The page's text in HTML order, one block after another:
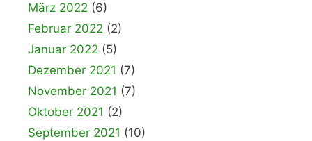
März 2022 (6)
Februar 2022 (2)
Januar 2022 (5)
Dezember 2021 (7)
November 2021 (7)
Oktober 2021 (2)
September 2021 (10)